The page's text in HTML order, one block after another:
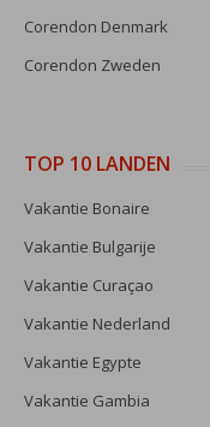
Corendon Denmark
Corendon Zweden
TOP 10 LANDEN
Vakantie Bonaire
Vakantie Bulgarije
Vakantie Curaçao
Vakantie Nederland
Vakantie Egypte
Vakantie Gambia